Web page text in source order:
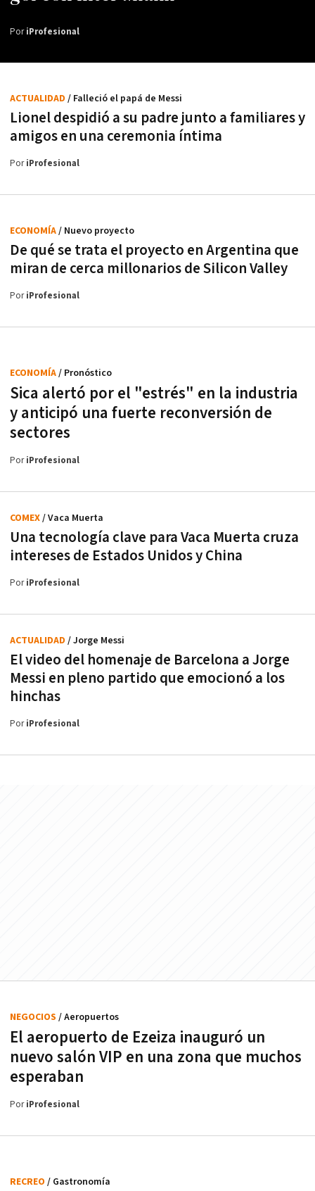
PoriProfesional
Lionel despidió a su padre junto a familiares y
amigos en una ceremonia íntima
ACTUALIDAD / Falleció el papá de Messi
PoriProfesional
De qué se trata el proyecto en Argentina que
miran de cerca millonarios de Silicon Valley
ECONOMÍA/ Nuevo proyecto
PoriProfesional
Sica alertó por el "estrés" en la industria
y anticipó una fuerte reconversión de
sectores
ECONOMÍA/ Pronóstico
PoriProfesional
Una tecnología clave para Vaca Muerta cruza
intereses de Estados Unidos y China
COMEX/ Vaca Muerta
PoriProfesional
El video del homenaje de Barcelona a Jorge
Messi en pleno partido que emocionó a los
hinchas
ACTUALIDAD / Jorge Messi
PoriProfesional
El aeropuerto de Ezeiza inauguró un
nuevo salón VIP en una zona que muchos
esperaban
NEGOCIOS / Aeropuertos
PoriProfesional
RECREO / Gastronomía